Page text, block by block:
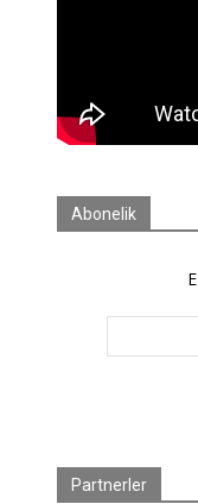
Abonelik
Partnerler